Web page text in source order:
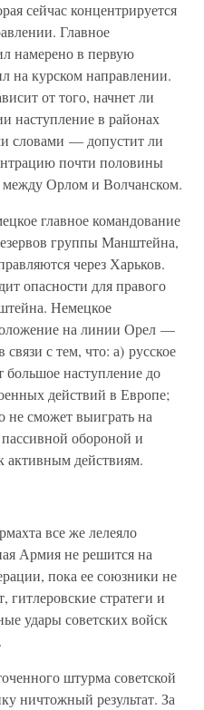
сейчас концентрируется
Главное
намерено в первую
на курском направлении.
от того, начнет ли
наступление в районах
словами — допустит ли
почти половины
Орлом и Волчанском.
главное командование
группы Манштейна,
через Харьков.
опасности для правого
Немецкое
на линии Орел —
с тем, что: а) русское
большое наступление до
действий в Европе;
не сможет выиграть на
обороной и
активным действиям.
все же лелеяло
Армия не решится на
пока ее союзники не
гитлеровские стратеги и
удары советских войск
штурма советской
ничтожный результат. За